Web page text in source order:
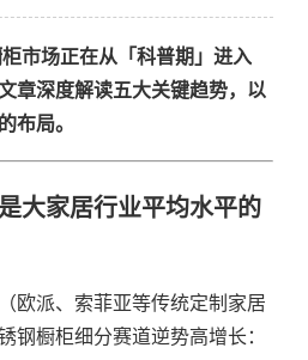
市场正在从「科普期」进入
章深度解读五大关键趋势，以
布局。
大家居行业平均水平的
欧派、索菲亚等传统定制家居
钢橱柜细分赛道逆势高增长：